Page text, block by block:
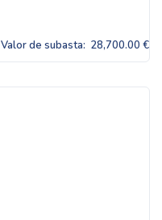
Valor de subasta: 28,700.00 €